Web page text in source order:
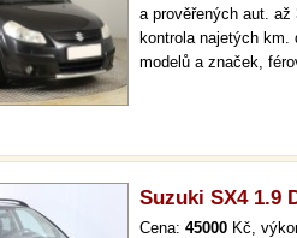
a prověřených aut.
kontrola najetých
modelů a značek,
36 měsíců garance
Suzuki SX4 1.9
Cena: 45000 Kč,